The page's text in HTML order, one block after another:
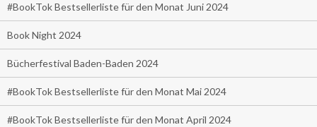
#BookTok Bestsellerliste für den Monat Juni 2024
Book Night 2024
Bücherfestival Baden-Baden 2024
#BookTok Bestsellerliste für den Monat Mai 2024
#BookTok Bestsellerliste für den Monat April 2024